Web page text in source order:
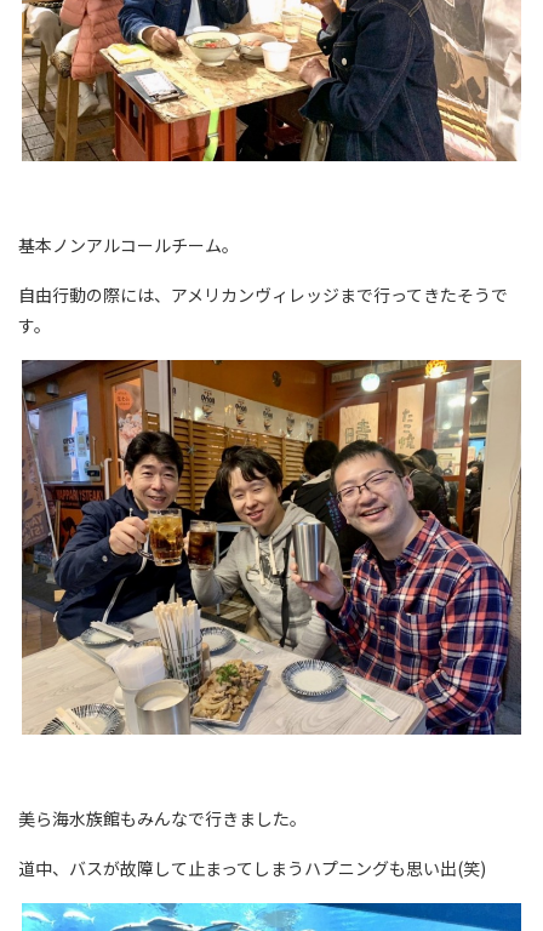
基本ノンアルコールチーム。
自由行動の際には、アメリカンヴィレッジまで行ってきたそうで
す。
美ら海水族館もみんなで行きました。
道中、バスが故障して止まってしまうハプニングも思い出(笑)